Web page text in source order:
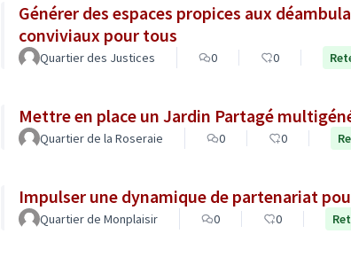
Générer des espaces propices aux
conviviaux pour tous
Quartier des Justices 0 0
Mettre en place un Jardin Partagé
Quartier de la Roseraie 0 0
Impulser une dynamique de partenariat
Quartier de Monplaisir 0 0